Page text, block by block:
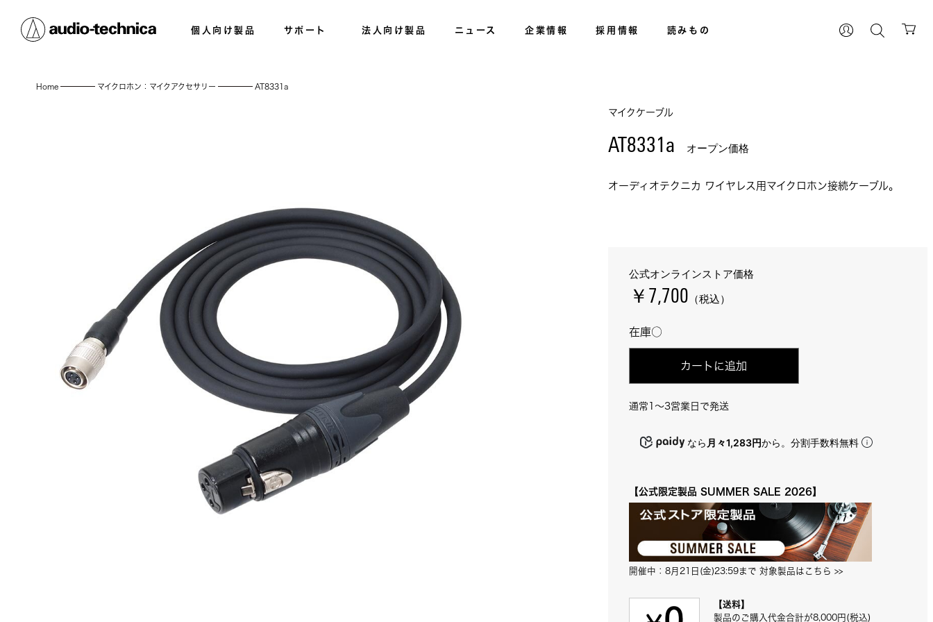
個人向け製品 サポート 法人向け製品 ニュース 企業情報 採用情報 読みもの
Home マイクロホン：マイクアクセサリー AT8331a
マイクケーブル
AT8331a オープン価格
オーディオテクニカ ワイヤレス用マイクロホン接続ケーブル。
公式オンラインストア価格
￥7,700 （税込）
在庫○
カートに追加
通常1～3営業日で発送
なら 月々1,283円から。分割手数料無料
【公式限定製品 SUMMER SALE 2026】
開催中：8月21日(金)23:59まで 対象製品はこちら >>
【送料】
製品のご購入代金合計が8,000円(税込)